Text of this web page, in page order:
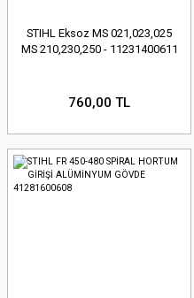
STIHL Eksoz MS 021,023,025
MS 210,230,250 - 11231400611
760,00 TL